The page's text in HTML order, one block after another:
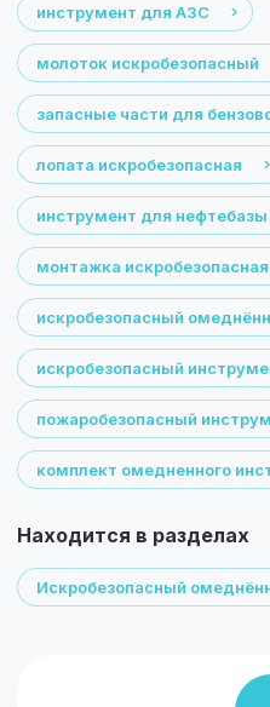
инструмент для АЗС
молоток искробезопасный
запасные части для
лопата искробезопасная
инструмент для нефтебазы
монтажка искробезопасная
искробезопасный
искробезопасный
пожаробезопасный
комплект омедненного
Находится в разделах
Искробезопасный